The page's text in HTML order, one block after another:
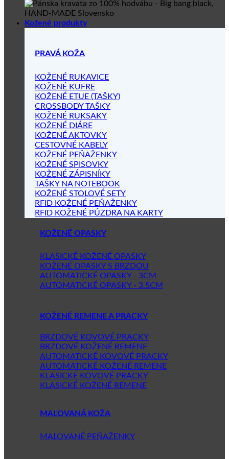
Kožené produkty
PRAVÁ KOŽA
KOŽENÉ RUKAVICE
KOŽENÉ KUFRE
KOŽENÉ ETUE (TAŠKY)
CROSSBODY TAŠKY
KOŽENÉ RUKSAKY
KOŽENÉ DIÁRE
KOŽENÉ AKTOVKY
CESTOVNÉ KABELY
KOŽENÉ PEŇAŽENKY
KOŽENÉ SPISOVKY
KOŽENÉ ZÁPISNÍKY
TAŠKY NA NOTEBOOK
KOŽENÉ STOLOVÉ SETY
RFID KOŽENÉ PEŇAŽENKY
RFID KOŽENÉ PÚZDRA NA KARTY
KOŽENÉ OPASKY
KLASICKÉ KOŽENÉ OPASKY
KOŽENÉ OPASKY S BRZDOU
AUTOMATICKÉ OPASKY - 3CM
AUTOMATICKÉ OPASKY - 3.5CM
KOŽENÉ REMENE A PRACKY
BRZDOVÉ KOVOVÉ PRACKY
BRZDOVÉ KOŽENÉ REMENE
AUTOMATICKÉ KOVOVÉ PRACKY
AUTOMATICKÉ KOŽENÉ REMENE
KLASICKÉ KOVOVÉ PRACKY
KLASICKÉ KOŽENÉ REMENE
MAĽOVANÁ KOŽA
MAĽOVANÉ PEŇAŽENKY